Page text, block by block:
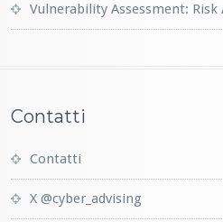
Vulnerability Assessment: Risk
Contatti
Contatti
X @cyber_advising